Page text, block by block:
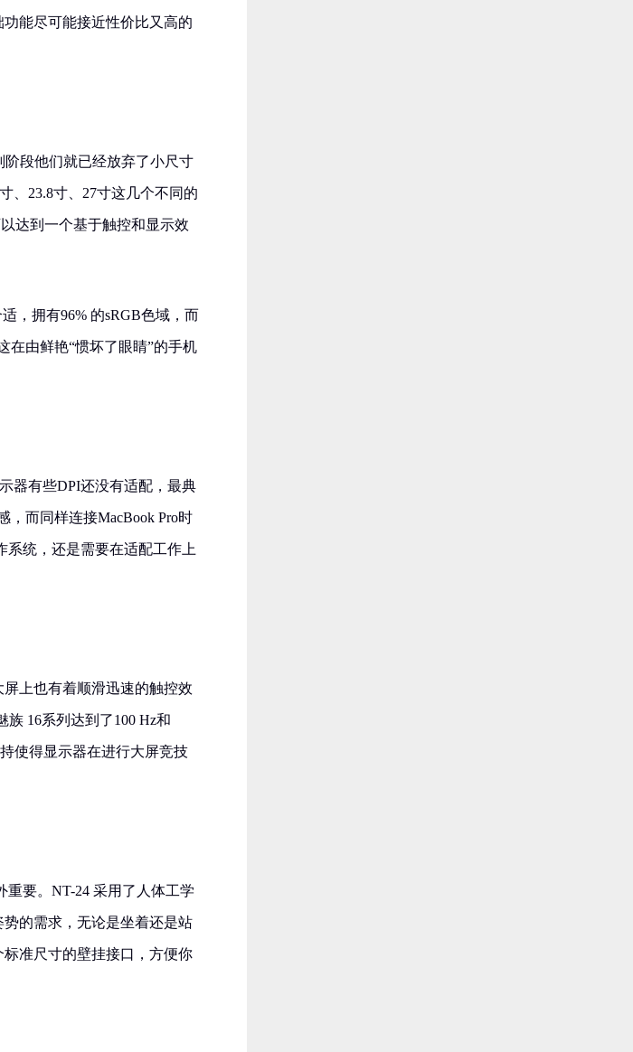
能尽可能接近性价比又高的
段他们就已经放弃了小尺寸
、23.8寸、27寸这几个不同的
达到一个基于触控和显示效
，拥有96% 的sRGB色域，而
在由鲜艳“惯坏了眼睛”的手机
器有些DPI还没有适配，最典
，而同样连接MacBook Pro时
系统，还是需要在适配工作上
上也有着顺滑迅速的触控效
16系列达到了100 Hz和
使得显示器在进行大屏竞技
重要。NT-24 采用了人体工学
的需求，无论是坐着还是站
准尺寸的壁挂接口，方便你